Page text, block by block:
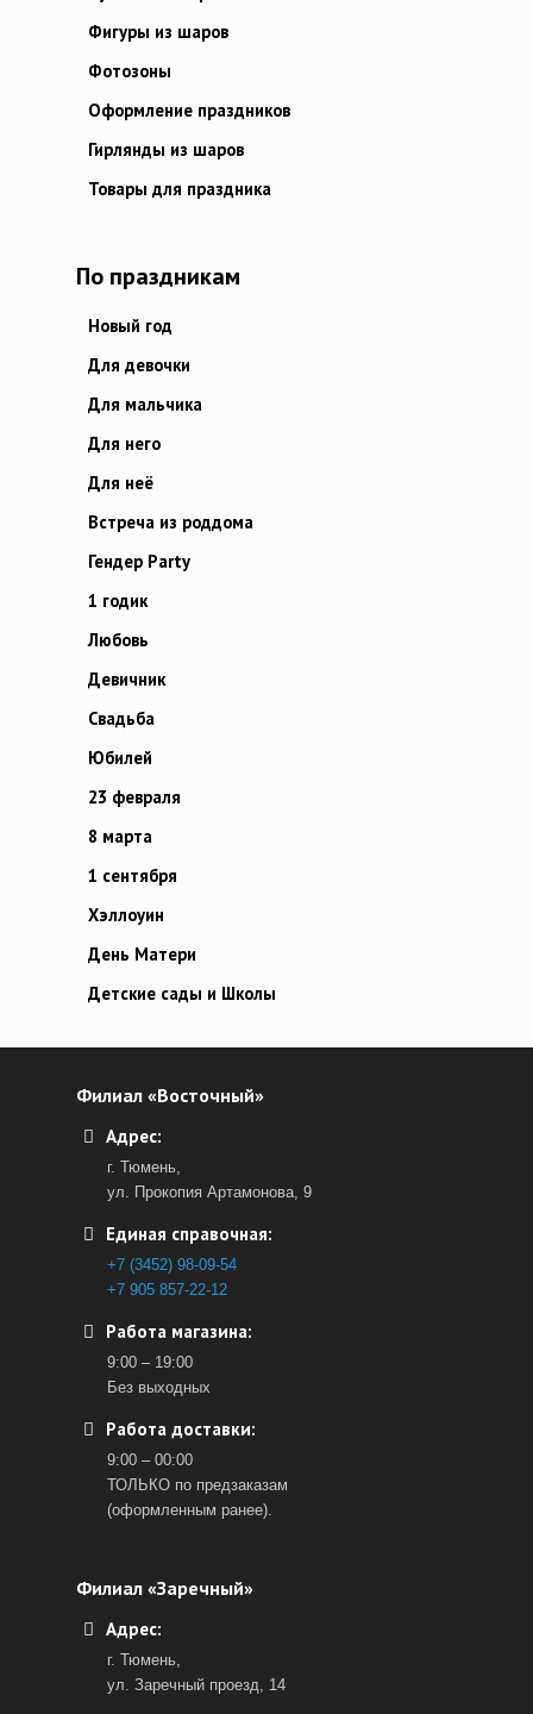
Фигуры из шаров
Фотозоны
Оформление праздников
Гирлянды из шаров
Товары для праздника
По праздникам
Новый год
Для девочки
Для мальчика
Для него
Для неё
Встреча из роддома
Гендер Party
1 годик
Любовь
Девичник
Свадьба
Юбилей
23 февраля
8 марта
1 сентября
Хэллоуин
День Матери
Детские сады и Школы
Филиал «Восточный»
Адрес:
г. Тюмень,
ул. Прокопия Артамонова, 9
Единая справочная:
+7 (3452) 98-09-54
+7 905 857-22-12
Работа магазина:
9:00 – 19:00
Без выходных
Работа доставки:
9:00 – 00:00
ТОЛЬКО по предзаказам
(оформленным ранее).
Филиал «Заречный»
Адрес:
г. Тюмень,
ул. Заречный проезд, 14